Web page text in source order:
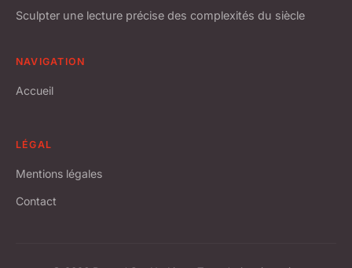
Sculpter une lecture précise des complexités du siècle
NAVIGATION
Accueil
LÉGAL
Mentions légales
Contact